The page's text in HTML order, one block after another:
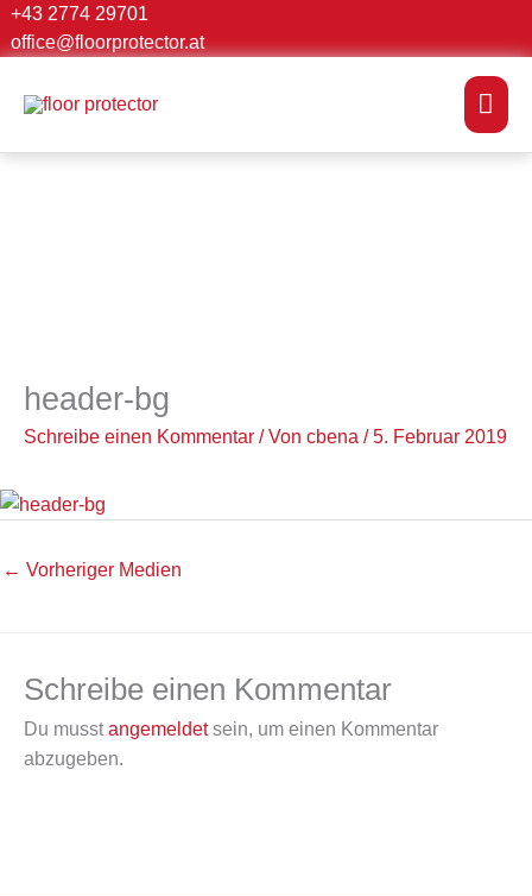
Zum
Inhalt
+43 2774 29701
office@floorprotector.at
header-bg
Schreibe einen Kommentar / Von cbena /5. Februar 2019
← Vorheriger Medien
Schreibe einen Kommentar
Du musstangemeldetsein, um einen Kommentar
abzugeben.
Suchen …